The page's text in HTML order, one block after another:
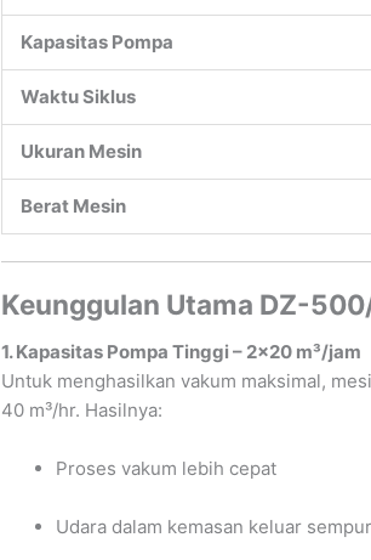
Kapasitas Pompa
Waktu Siklus
Ukuran Mesin
Berat Mesin
Keunggulan Utama DZ-
1. Kapasitas Pompa Tinggi – 2×20 m³/jam
Untuk menghasilkan vakum maksimal,
40 m³/hr. Hasilnya:
Proses vakum lebih cepat
Udara dalam kemasan keluar